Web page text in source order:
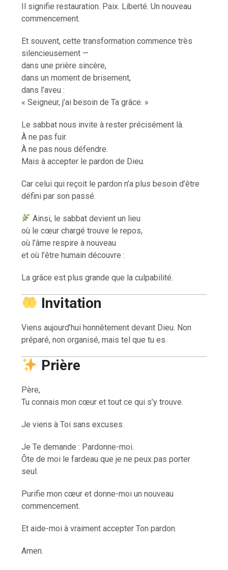
Il signifie restauration. Paix. Liberté. Un nouveau
commencement.
Et souvent, cette transformation commence très
silencieusement —
dans une prière sincère,
dans un moment de brisement,
dans l’aveu :
« Seigneur, j’ai besoin de Ta grâce. »
Le sabbat nous invite à rester précisément là.
À ne pas fuir.
À ne pas nous défendre.
Mais à accepter le pardon de Dieu.
Car celui qui reçoit le pardon n’a plus besoin d’être
défini par son passé.
Ainsi, le sabbat devient un lieu
où le cœur chargé trouve le repos,
où l’âme respire à nouveau
et où l’être humain découvre :
La grâce est plus grande que la culpabilité.
Invitation
Viens aujourd’hui honnêtement devant Dieu. Non
préparé, non organisé, mais tel que tu es.
Prière
Père,
Tu connais mon cœur et tout ce qui s’y trouve.
Je viens à Toi sans excuses.
Je Te demande : Pardonne-moi.
Ôte de moi le fardeau que je ne peux pas porter
seul.
Purifie mon cœur et donne-moi un nouveau
commencement.
Et aide-moi à vraiment accepter Ton pardon.
Amen.